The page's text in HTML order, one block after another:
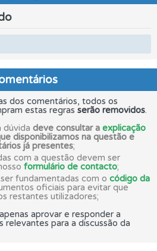
dos comentários, todos os
estas regras serão removidos.
dúvida deve consultar a explicação
disponibilizamos na questão e
já presentes;
com a questão devem ser
formulário de contacto;
fundamentadas com o código da
oficiais para evitar que
restantes utilizadores;
aprovar e responder a
relevantes para a discussão da